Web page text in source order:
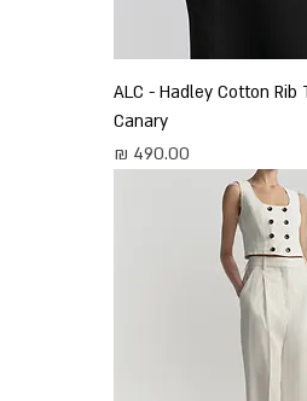
ALC - Hadley Cotton Rib
Canary
מחיר